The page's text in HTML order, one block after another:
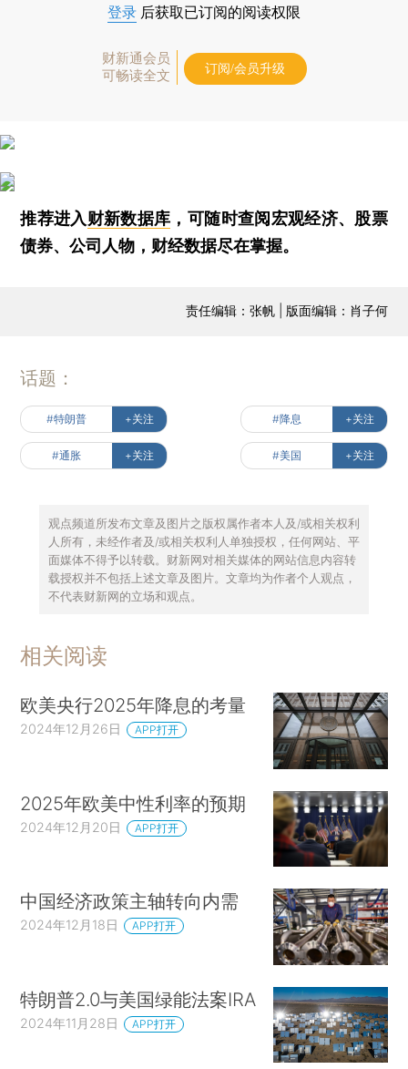
登录 后获取已订阅的阅读权限
财新通会员
可畅读全文
订阅/会员升级
推荐进入财新数据库 ，可随时查阅宏观经济、股票
债券、公司人物，财经数据尽在掌握。
责任编辑：张帆 | 版面编辑：肖子何
话题：
#特朗普 +关注 #降息 +关注
#通胀 +关注 #美国 +关注
观点频道所发布文章及图片之版权属作者本人及/或相关权利
人所有，未经作者及/或相关权利人单独授权，任何网站、平
面媒体不得予以转载。财新网对相关媒体的网站信息内容转
载授权并不包括上述文章及图片。文章均为作者个人观点，
不代表财新网的立场和观点。
相关阅读
欧美央行2025年降息的考量
2024年12月26日 APP打开
2025年欧美中性利率的预期
2024年12月20日 APP打开
中国经济政策主轴转向内需
2024年12月18日 APP打开
特朗普2.0与美国绿能法案IRA
2024年11月28日 APP打开